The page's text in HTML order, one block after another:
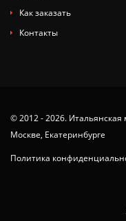
Как заказать
Контакты
© 2012 - 2026. Итальянская
Москве, Екатеринбурге
Политика